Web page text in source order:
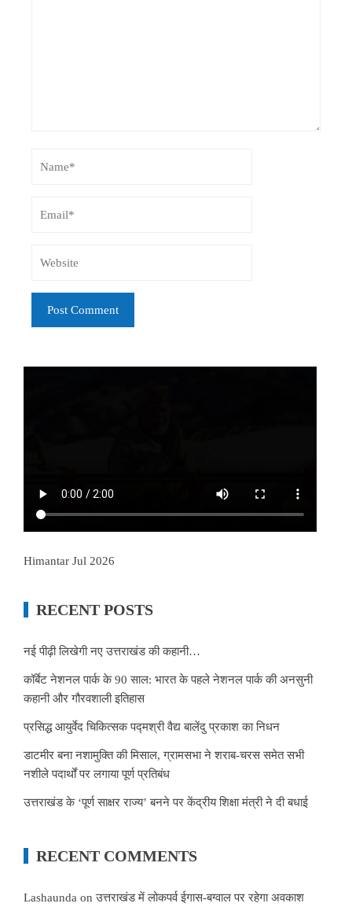
Himantar Jul 2026
RECENT POSTS
नई पीढ़ी लिखेगी नए उत्तराखंड की कहानी…
कॉर्बेट नेशनल पार्क के 90 साल: भारत के पहले नेशनल पार्क की अनसुनी
कहानी और गौरवशाली इतिहास
प्रसिद्ध आयुर्वेद चिकित्सक पद्मश्री वैद्य बालेंदु प्रकाश का निधन
डाटमीर बना नशामुक्ति की मिसाल, ग्रामसभा ने शराब-चरस समेत सभी
नशीले पदार्थों पर लगाया पूर्ण प्रतिबंध
उत्तराखंड के ‘पूर्ण साक्षर राज्य’ बनने पर केंद्रीय शिक्षा मंत्री ने दी बधाई
RECENT COMMENTS
Lashaunda onउत्तराखंड में लोकपर्व ईगास-बग्वाल पर रहेगा अवकाश